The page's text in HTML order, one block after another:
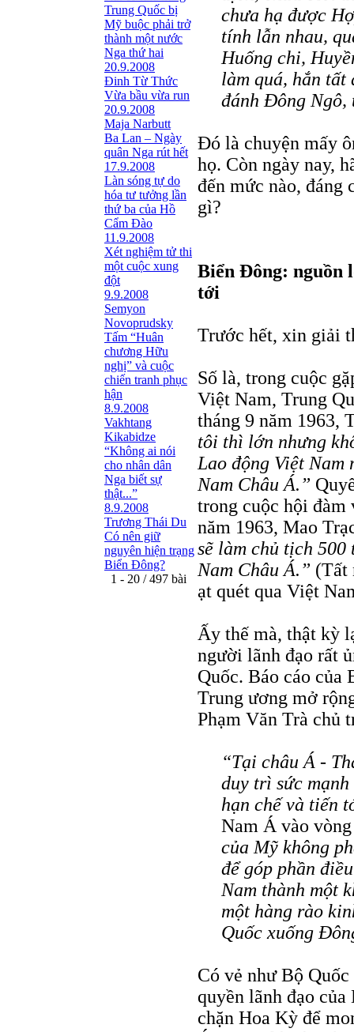
Trung Quốc bị
Mỹ buộc phải trở
thành một nước
Nga thứ hai
20.9.2008
Đinh Từ Thức
Vừa bầu vừa run
20.9.2008
Maja Narbutt
Ba Lan – Ngày
quân Nga rút hết
17.9.2008
Làn sóng tự do
hóa tư tưởng lần
thứ ba của Hồ
Cẩm Đào
11.9.2008
Xét nghiệm tử thi
một cuộc xung
đột
9.9.2008
Semyon
Novoprudsky
Tấm “Huân
chương Hữu
nghị” và cuộc
chiến tranh phục
hận
8.9.2008
Vakhtang
Kikabidze
“Không ai nói
cho nhân dân
Nga biết sự
thật...”
8.9.2008
Trương Thái Du
Có nên giữ
nguyên hiện trạng
Biển Đông?
1 - 20 / 497 bài
chưa hạ được
tính lẫn nhau,
Huống chi,
làm quá, hắn tất
đánh Đông Ngô,
Đó là chuyện mấy
họ. Còn ngày nay,
đến mức nào, đáng
gì?
Biển Đông: nguồn
tới
Trước hết, xin giải
Số là, trong cuộc
Việt Nam, Trung
tháng 9 năm 1963,
tôi thì lớn nhưng
Lao động Việt
Nam Châu Á.”
trong cuộc hội
năm 1963, Mao
sẽ làm chủ tịch
Nam Châu Á.” (Tất
ạt quét qua Việt
Ấy thế mà, thật kỳ
người lãnh đạo rất
Quốc. Báo cáo của
Trung ương mở
Phạm Văn Trà chủ
“Tại châu Á -
duy trì sức
hạn chế và tiến
Nam Á vào
của Mỹ không
để góp phần
Nam thành một
một hàng rào
Quốc xuống
Có vẻ như Bộ
quyền lãnh đạo
chặn Hoa Kỳ để